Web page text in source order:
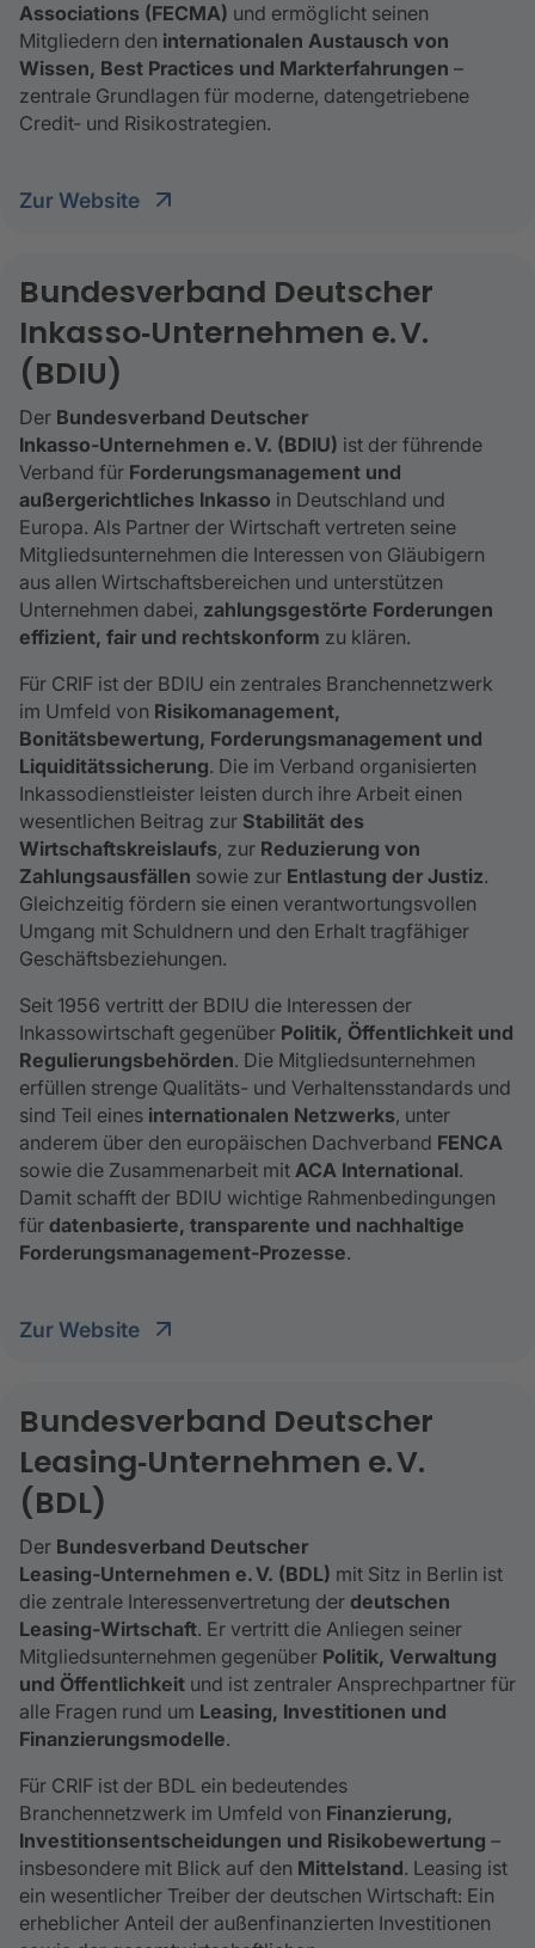
Associations (FECMA) und ermöglicht seinen
Mitgliedern den internationalen Austausch von
Wissen, Best Practices und Markterfahrungen –
zentrale Grundlagen für moderne, datengetriebene
Credit‑ und Risikostrategien.
Zur Website
Bundesverband Deutscher
Inkasso‑Unternehmen e. V.
(BDIU)
Der Bundesverband Deutscher
Inkasso‑Unternehmen e. V. (BDIU) ist der führende
Verband für Forderungsmanagement und
außergerichtliches Inkasso in Deutschland und
Europa. Als Partner der Wirtschaft vertreten seine
Mitgliedsunternehmen die Interessen von Gläubigern
aus allen Wirtschaftsbereichen und unterstützen
Unternehmen dabei, zahlungsgestörte Forderungen
effizient, fair und rechtskonform zu klären.
Für CRIF ist der BDIU ein zentrales Branchennetzwerk
im Umfeld von Risikomanagement,
Bonitätsbewertung, Forderungsmanagement und
Liquiditätssicherung. Die im Verband organisierten
Inkassodienstleister leisten durch ihre Arbeit einen
wesentlichen Beitrag zur Stabilität des
Wirtschaftskreislaufs, zur Reduzierung von
Zahlungsausfällen sowie zur Entlastung der Justiz.
Gleichzeitig fördern sie einen verantwortungsvollen
Umgang mit Schuldnern und den Erhalt tragfähiger
Geschäftsbeziehungen.
Seit 1956 vertritt der BDIU die Interessen der
Inkassowirtschaft gegenüber Politik, Öffentlichkeit und
Regulierungsbehörden. Die Mitgliedsunternehmen
erfüllen strenge Qualitäts- und Verhaltensstandards und
sind Teil eines internationalen Netzwerks, unter
anderem über den europäischen Dachverband FENCA
sowie die Zusammenarbeit mit ACA International.
Damit schafft der BDIU wichtige Rahmenbedingungen
für datenbasierte, transparente und nachhaltige
Forderungsmanagement‑Prozesse.
Zur Website
Bundesverband Deutscher
Leasing‑Unternehmen e. V.
(BDL)
Der Bundesverband Deutscher
Leasing‑Unternehmen e. V. (BDL) mit Sitz in Berlin ist
die zentrale Interessenvertretung der deutschen
Leasing‑Wirtschaft. Er vertritt die Anliegen seiner
Mitgliedsunternehmen gegenüber Politik, Verwaltung
und Öffentlichkeit und ist zentraler Ansprechpartner für
alle Fragen rund um Leasing, Investitionen und
Finanzierungsmodelle.
Für CRIF ist der BDL ein bedeutendes
Branchennetzwerk im Umfeld von Finanzierung,
Investitionsentscheidungen und Risikobewertung –
insbesondere mit Blick auf den Mittelstand. Leasing ist
ein wesentlicher Treiber der deutschen Wirtschaft: Ein
erheblicher Anteil der außenfinanzierten Investitionen